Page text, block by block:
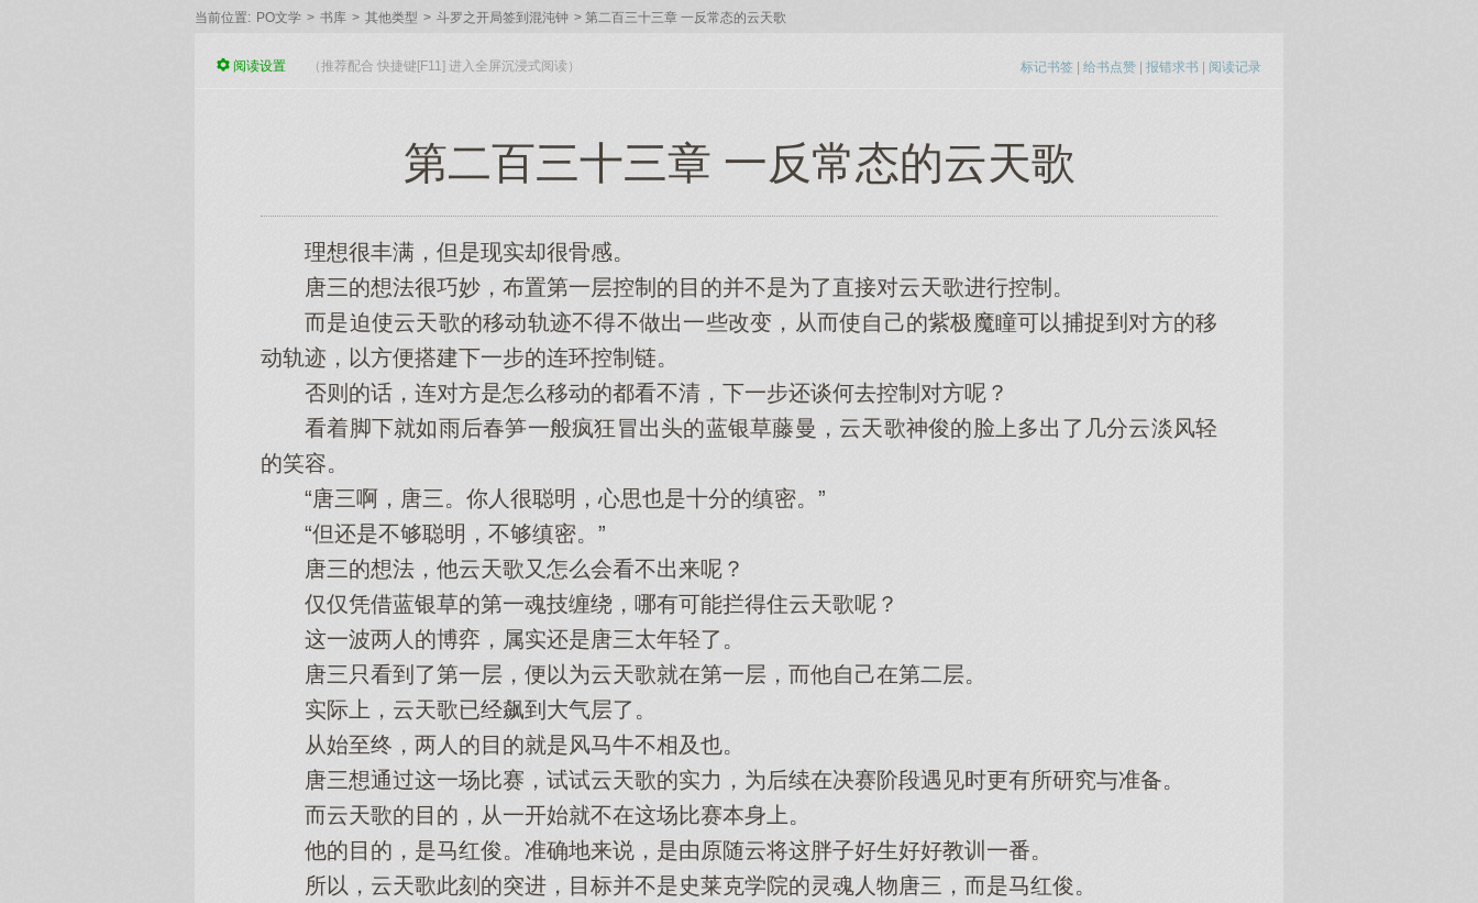
当前位置: PO文学 > 书库 > 其他类型 > 斗罗之开局签到混沌钟 > 第二百三十三章 一反常态的云天歌
标记书签 | 给书点赞 | 报错求书 | 阅读记录
阅读设置 （推荐配合 快捷键[F11] 进入全屏沉浸式阅读）
第二百三十三章 一反常态的云天歌
理想很丰满，但是现实却很骨感。
唐三的想法很巧妙，布置第一层控制的目的并不是为了直接对云天歌进行控制。
而是迫使云天歌的移动轨迹不得不做出一些改变，从而使自己的紫极魔瞳可以捕捉到对方的移
动轨迹，以方便搭建下一步的连环控制链。
否则的话，连对方是怎么移动的都看不清，下一步还谈何去控制对方呢？
看着脚下就如雨后春笋一般疯狂冒出头的蓝银草藤曼，云天歌神俊的脸上多出了几分云淡风轻
的笑容。
“唐三啊，唐三。你人很聪明，心思也是十分的缜密。”
“但还是不够聪明，不够缜密。”
唐三的想法，他云天歌又怎么会看不出来呢？
仅仅凭借蓝银草的第一魂技缠绕，哪有可能拦得住云天歌呢？
这一波两人的博弈，属实还是唐三太年轻了。
唐三只看到了第一层，便以为云天歌就在第一层，而他自己在第二层。
实际上，云天歌已经飙到大气层了。
从始至终，两人的目的就是风马牛不相及也。
唐三想通过这一场比赛，试试云天歌的实力，为后续在决赛阶段遇见时更有所研究与准备。
而云天歌的目的，从一开始就不在这场比赛本身上。
他的目的，是马红俊。准确地来说，是由原随云将这胖子好生好好教训一番。
所以，云天歌此刻的突进，目标并不是史莱克学院的灵魂人物唐三，而是马红俊。